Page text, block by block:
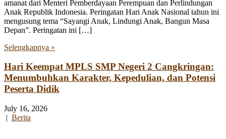
amanat dari Menteri Pemberdayaan Perempuan dan Perlindungan
Anak Republik Indonesia. Peringatan Hari Anak Nasional tahun ini
mengusung tema “Sayangi Anak, Lindungi Anak, Bangun Masa
Depan”. Peringatan ini […]
Selengkapnya »
Hari Keempat MPLS SMP Negeri 2 Cangkringan:
Menumbuhkan Karakter, Kepedulian, dan Potensi
Peserta Didik
July 16, 2026
| Berita